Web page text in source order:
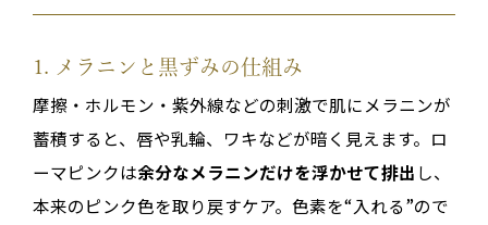
1. メラニンと黒ずみの仕組み
摩擦・ホルモン・紫外線などの刺激で肌にメラニンが
蓄積すると、唇や乳輪、ワキなどが暗く見えます。ロ
ーマピンクは余分なメラニンだけを浮かせて排出 し、
本来のピンク色を取り戻すケア。色素を“入れる”ので